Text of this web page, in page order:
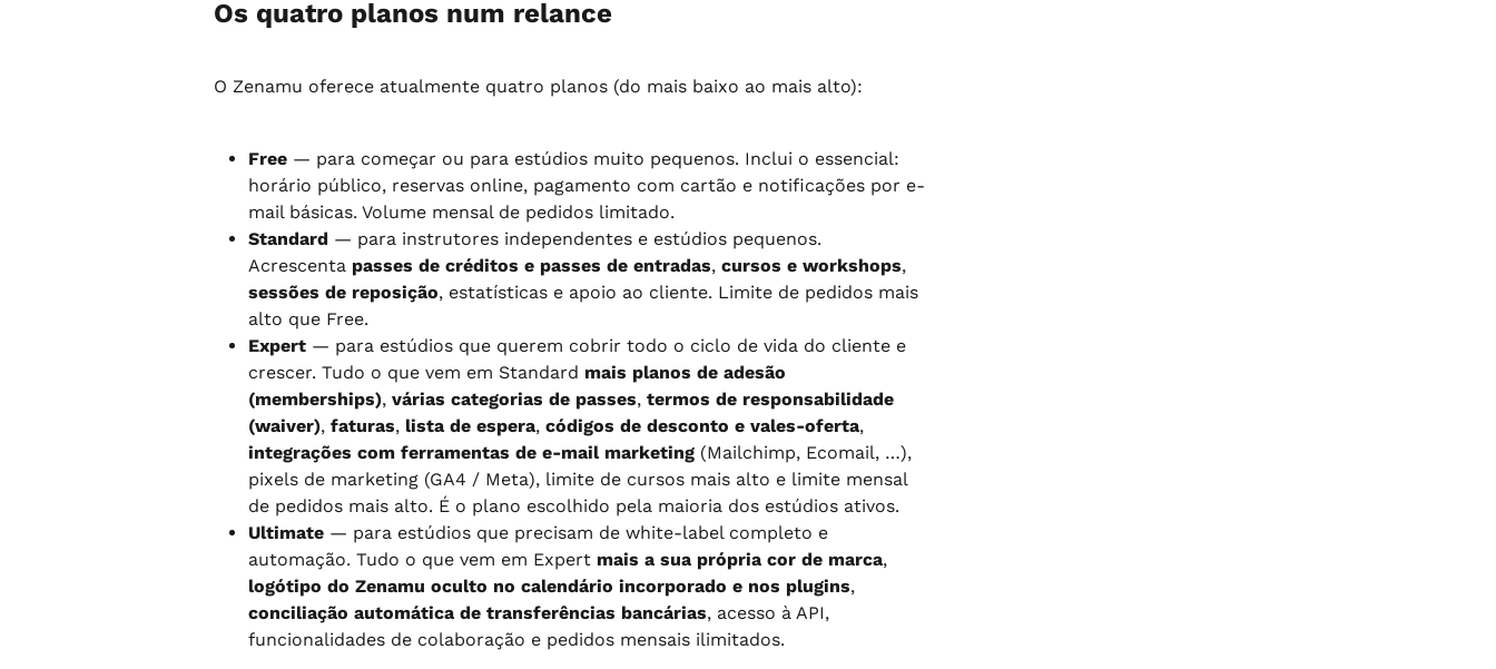
Os quatro planos num relance
O Zenamu oferece atualmente quatro planos (do mais baixo ao mais alto):
Free — para começar ou para estúdios muito pequenos. Inclui o essencial:
horário público, reservas online, pagamento com cartão e notificações por e-
mail básicas. Volume mensal de pedidos limitado.
Standard — para instrutores independentes e estúdios pequenos.
Acrescenta passes de créditos e passes de entradas, cursos e workshops,
sessões de reposição, estatísticas e apoio ao cliente. Limite de pedidos mais
alto que Free.
Expert — para estúdios que querem cobrir todo o ciclo de vida do cliente e
crescer. Tudo o que vem em Standard mais planos de adesão
(memberships), várias categorias de passes, termos de responsabilidade
(waiver), faturas, lista de espera, códigos de desconto e vales-oferta,
integrações com ferramentas de e-mail marketing (Mailchimp, Ecomail, …),
pixels de marketing (GA4 / Meta), limite de cursos mais alto e limite mensal
de pedidos mais alto. É o plano escolhido pela maioria dos estúdios ativos.
Ultimate — para estúdios que precisam de white-label completo e
automação. Tudo o que vem em Expert mais a sua própria cor de marca,
logótipo do Zenamu oculto no calendário incorporado e nos plugins,
conciliação automática de transferências bancárias, acesso à API,
funcionalidades de colaboração e pedidos mensais ilimitados.